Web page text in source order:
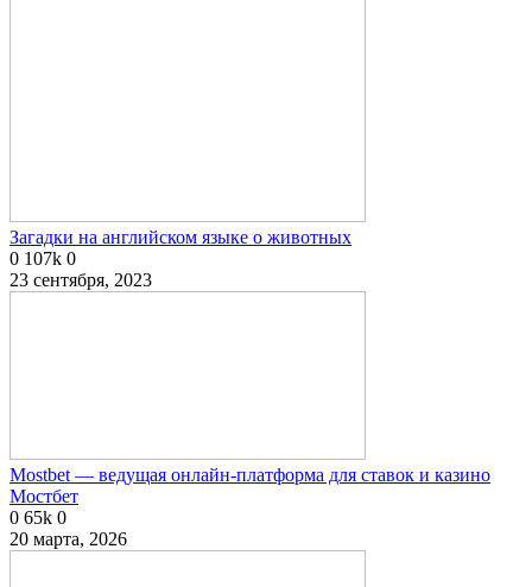
Загадки на английском языке о животных
0 107k 0
23 сентября, 2023
Mostbet — ведущая онлайн-платформа для ставок и казино
Мостбет
0 65k 0
20 марта, 2026